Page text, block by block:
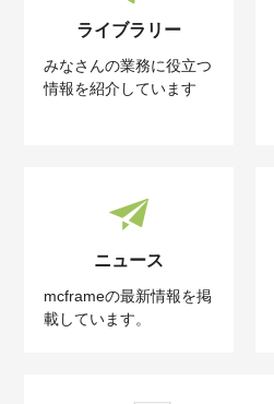
ライブラリー
みなさんの業務に役立つ
情報を紹介しています
ニュース
mcframeの最新情報を掲
載しています。